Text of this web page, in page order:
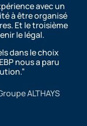
avec un
à être organisé
Et le troisième
le légal.
dans le choix
nous a paru
ALTHAYS